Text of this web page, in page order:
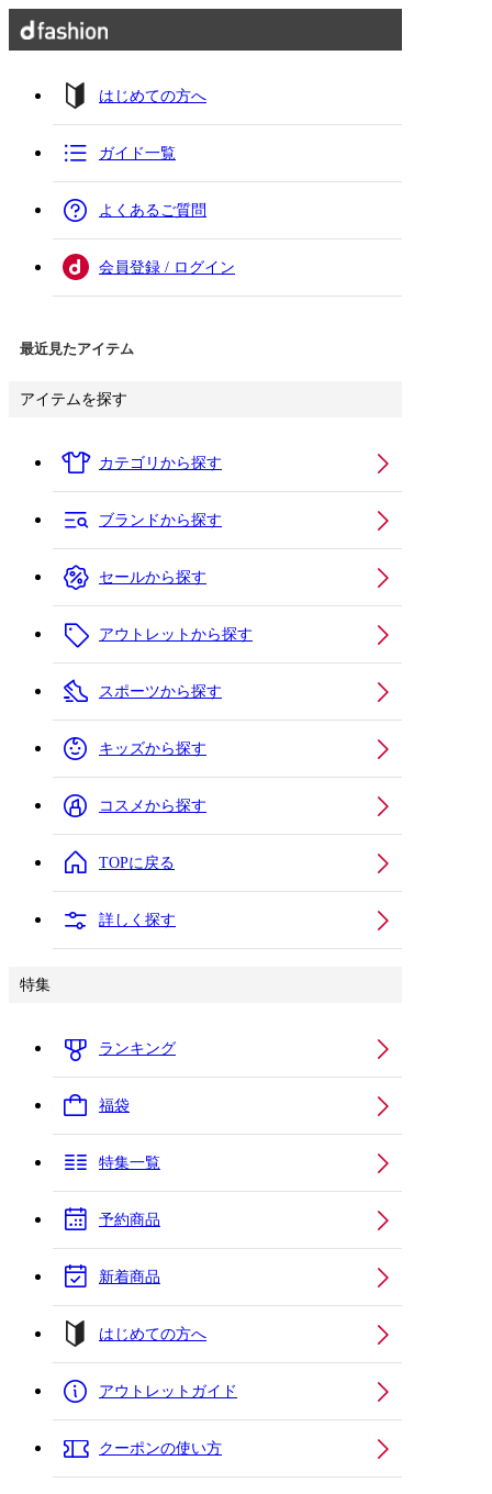
はじめての方へ
ガイド一覧
よくあるご質問
会員登録 / ログイン
最近見たアイテム
アイテムを探す
カテゴリから探す
ブランドから探す
セールから探す
アウトレットから探す
スポーツから探す
キッズから探す
コスメから探す
TOPに戻る
詳しく探す
特集
ランキング
福袋
特集一覧
予約商品
新着商品
はじめての方へ
アウトレットガイド
クーポンの使い方